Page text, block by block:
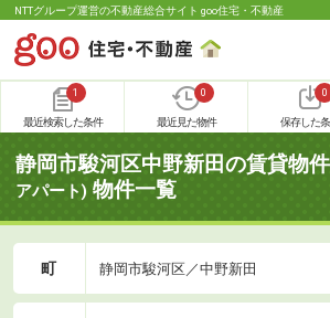
NTTグループ運営の不動産総合サイト goo住宅・不動産
1
最近検索した条件
0
最近見た物件
0
保存した
静岡市駿河区中野新田の賃貸物件
アパート) 物件一覧
町 静岡市駿河区／中野新田